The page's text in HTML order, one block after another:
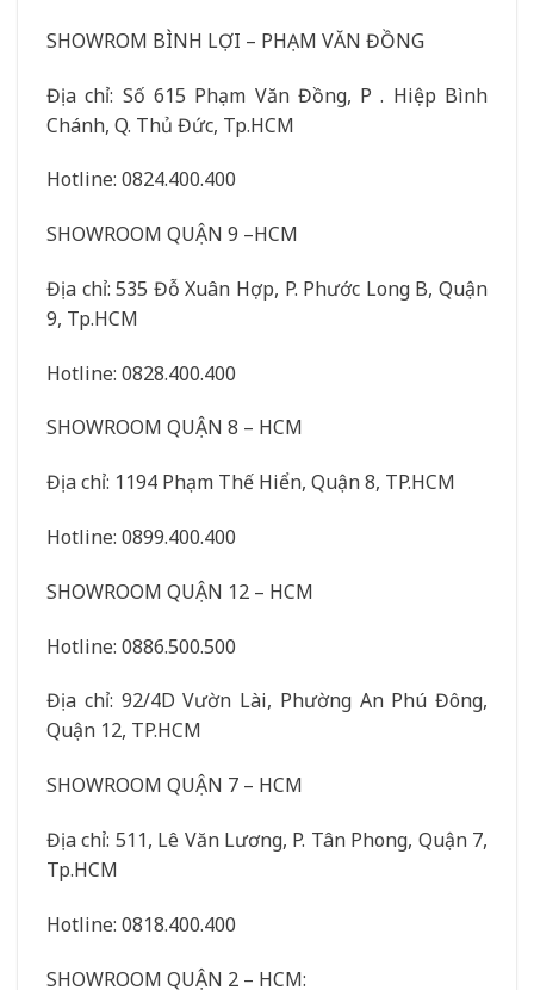
SHOWROM BÌNH LỢI – PHẠM VĂN ĐỒNG
Địa chỉ: Số 615 Phạm Văn Đồng, P . Hiệp Bình
Chánh, Q. Thủ Đức, Tp.HCM
Hotline: 0824.400.400
SHOWROOM QUẬN 9 –HCM
Địa chỉ: 535 Đỗ Xuân Hợp, P. Phước Long B, Quận
9, Tp.HCM
Hotline: 0828.400.400
SHOWROOM QUẬN 8 – HCM
Địa chỉ: 1194 Phạm Thế Hiển, Quận 8, TP.HCM
Hotline: 0899.400.400
SHOWROOM QUẬN 12 – HCM
Hotline: 0886.500.500
Địa chỉ: 92/4D Vườn Lài, Phường An Phú Đông,
Quận 12, TP.HCM
SHOWROOM QUẬN 7 – HCM
Địa chỉ: 511, Lê Văn Lương, P. Tân Phong, Quận 7,
Tp.HCM
Hotline: 0818.400.400
SHOWROOM QUẬN 2 – HCM: